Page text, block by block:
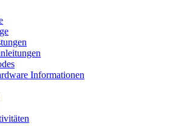
Informationen